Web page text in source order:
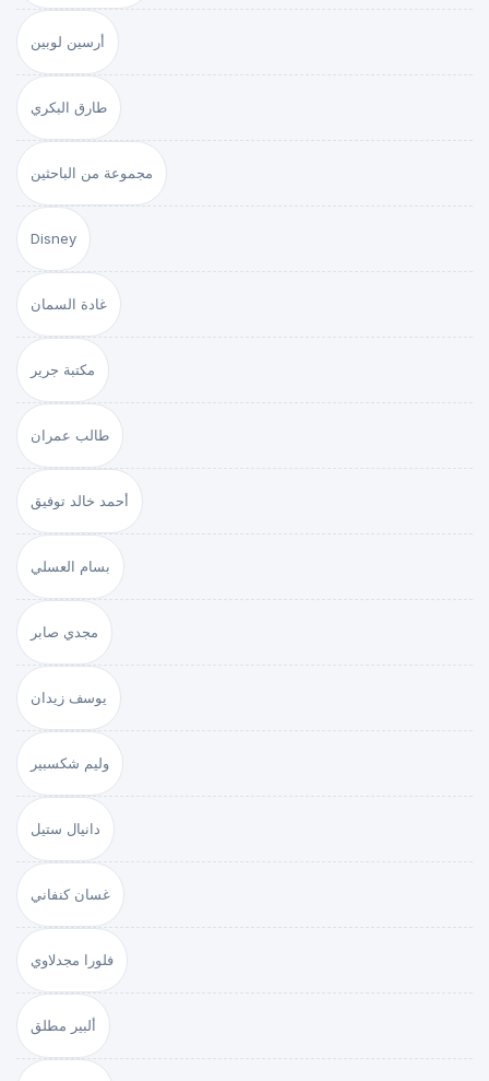
أرسين لوبين
طارق البكري
مجموعة من الباحثين
Disney
غادة السمان
مكتبة جرير
طالب عمران
أحمد خالد توفيق
بسام العسلي
مجدي صابر
يوسف زيدان
وليم شكسبير
دانيال ستيل
غسان كنفاني
فلورا مجدلاوي
ألبير مطلق